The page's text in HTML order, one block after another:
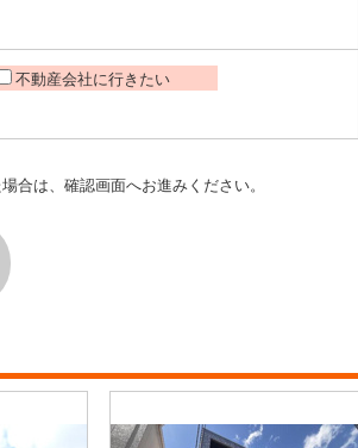
不動産会社に行きたい
合は、確認画面へお進みください。